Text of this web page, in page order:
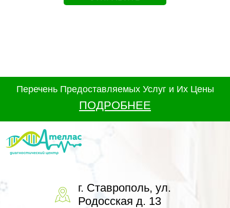
Перечень Предоставляемых Услуг и Их Цены
ПОДРОБНЕЕ
г. Ставрополь, ул.
Родосская д. 13